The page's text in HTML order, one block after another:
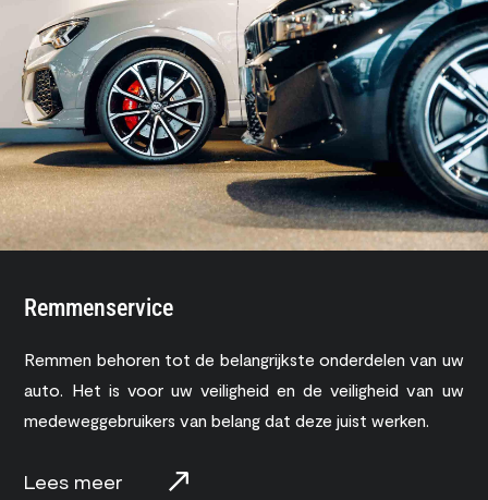
Remmenservice
Remmen behoren tot de belangrijkste onderdelen van uw
auto. Het is voor uw veiligheid en de veiligheid van uw
medeweggebruikers van belang dat deze juist werken.
Lees meer